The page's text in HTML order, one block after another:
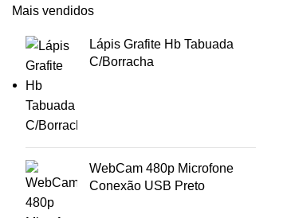
Mais vendidos
Lápis Grafite Hb Tabuada
C/Borracha
WebCam 480p Microfone
Conexão USB Preto